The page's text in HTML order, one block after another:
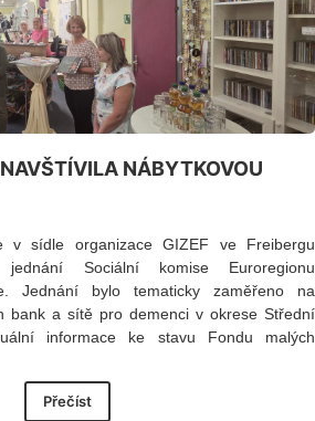
NÁBYTKOVOU
sídle organizace GIZEF ve Freibergu
jednání Sociální komise Euroregionu
Jednání bylo tematicky zaměřeno na
bank a sítě pro demenci v okrese Střední
informace ke stavu Fondu malých
Přečíst